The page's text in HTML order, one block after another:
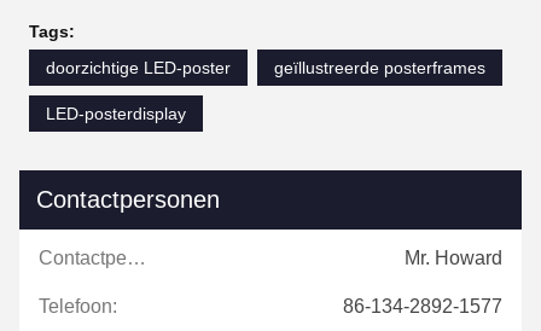
Tags:
doorzichtige LED-poster
geïllustreerde posterframes
LED-posterdisplay
Contactpersonen
Contactpersonen: Mr. Howard
Telefoon: 86-134-2892-1577